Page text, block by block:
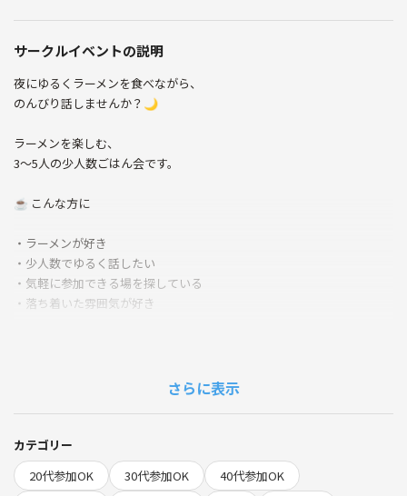
サークルイベントの説明
夜にゆるくラーメンを食べながら、
のんびり話しませんか？🌙
ラーメンを楽しむ、
3〜5人の少人数ごはん会です。
☕ こんな方に
・ラーメンが好き
・少人数でゆるく話したい
・気軽に参加できる場を探している
・落ち着いた雰囲気が好き
さらに表示
カテゴリー
20代参加OK
30代参加OK
40代参加OK